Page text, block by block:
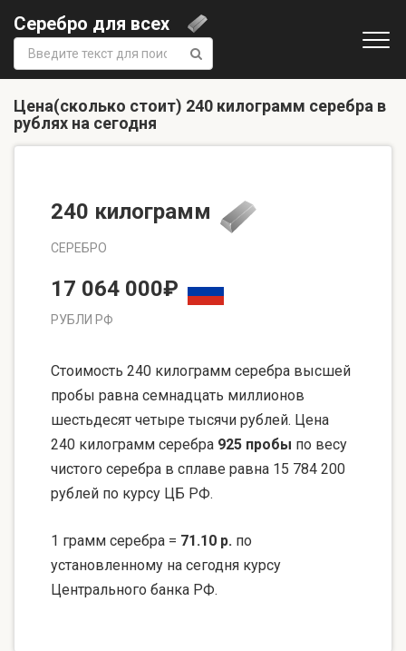
Серебро для всех
Поиск:
Цена(сколько стоит) 240 килограмм серебра в
рублях на сегодня
240 килограмм
СЕРЕБРО
17 064 000₽
РУБЛИ РФ
Стоимость 240 килограмм серебра высшей
пробы равна семнадцать миллионов
шестьдесят четыре тысячи рублей. Цена
240 килограмм серебра 925 пробы по весу
чистого серебра в сплаве равна 15 784 200
рублей по курсу ЦБ РФ.
1 грамм серебра = 71.10 р. по
установленному на сегодня курсу
Центрального банка РФ.